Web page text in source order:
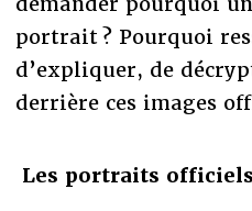
portrait ? Pourquoi
d’expliquer, de
derrière ces images
Les portraits